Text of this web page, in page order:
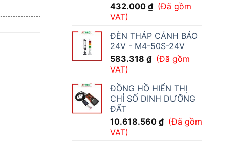
432.000 ₫ (Đã gồm
VAT)
ĐÈN THÁP CẢNH BÁO
24V - M4-50S-24V
583.318 ₫ (Đã gồm
VAT)
ĐỒNG HỒ HIỂN THỊ
CHỈ SỐ DINH DƯỠNG
ĐẤT
10.618.560 ₫ (Đã gồm
VAT)